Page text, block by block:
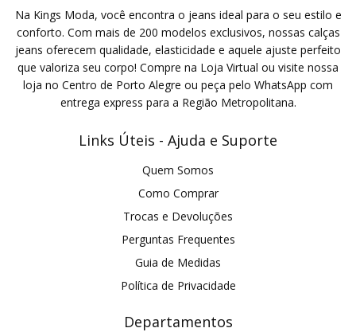
Na Kings Moda, você encontra o jeans ideal para o seu estilo e
conforto. Com mais de 200 modelos exclusivos, nossas calças
jeans oferecem qualidade, elasticidade e aquele ajuste perfeito
que valoriza seu corpo! Compre na Loja Virtual ou visite nossa
loja no Centro de Porto Alegre ou peça pelo WhatsApp com
entrega express para a Região Metropolitana.
Links Úteis - Ajuda e Suporte
Quem Somos
Como Comprar
Trocas e Devoluções
Perguntas Frequentes
Guia de Medidas
Política de Privacidade
Departamentos